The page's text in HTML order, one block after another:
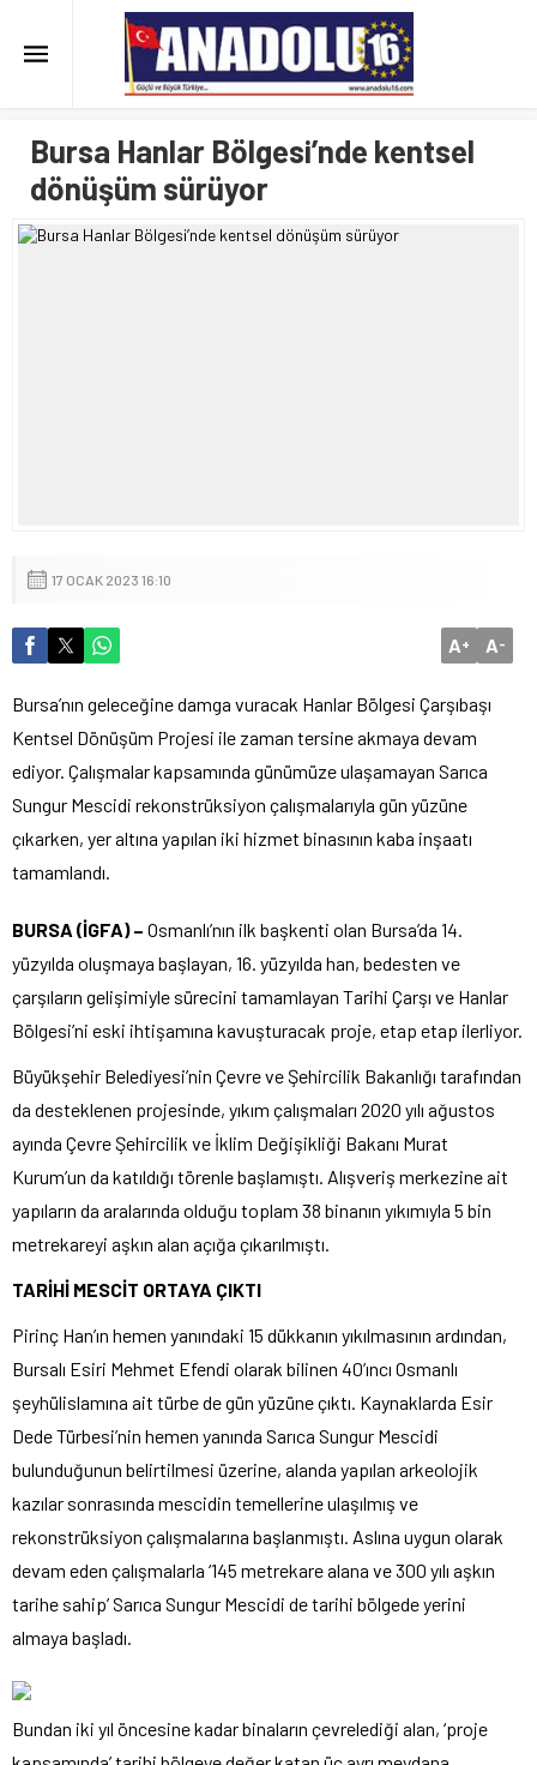
Bursa Hanlar Bölgesi’nde kentsel
dönüşüm sürüyor
17 OCAK 2023 16:10
A+ A-
Bursa’nın geleceğine damga vuracak Hanlar Bölgesi Çarşıbaşı
Kentsel Dönüşüm Projesi ile zaman tersine akmaya devam
ediyor. Çalışmalar kapsamında günümüze ulaşamayan Sarıca
Sungur Mescidi rekonstrüksiyon çalışmalarıyla gün yüzüne
çıkarken, yer altına yapılan iki hizmet binasının kaba inşaatı
tamamlandı.
BURSA (İGFA) – Osmanlı’nın ilk başkenti olan Bursa’da 14.
yüzyılda oluşmaya başlayan, 16. yüzyılda han, bedesten ve
çarşıların gelişimiyle sürecini tamamlayan Tarihi Çarşı ve Hanlar
Bölgesi’ni eski ihtişamına kavuşturacak proje, etap etap ilerliyor.
Büyükşehir Belediyesi’nin Çevre ve Şehircilik Bakanlığı tarafından
da desteklenen projesinde, yıkım çalışmaları 2020 yılı ağustos
ayında Çevre Şehircilik ve İklim Değişikliği Bakanı Murat
Kurum’un da katıldığı törenle başlamıştı. Alışveriş merkezine ait
yapıların da aralarında olduğu toplam 38 binanın yıkımıyla 5 bin
metrekareyi aşkın alan açığa çıkarılmıştı.
TARİHİ MESCİT ORTAYA ÇIKTI
Pirinç Han’ın hemen yanındaki 15 dükkanın yıkılmasının ardından,
Bursalı Esiri Mehmet Efendi olarak bilinen 40’ıncı Osmanlı
şeyhülislamına ait türbe de gün yüzüne çıktı. Kaynaklarda Esir
Dede Türbesi’nin hemen yanında Sarıca Sungur Mescidi
bulunduğunun belirtilmesi üzerine, alanda yapılan arkeolojik
kazılar sonrasında mescidin temellerine ulaşılmış ve
rekonstrüksiyon çalışmalarına başlanmıştı. Aslına uygun olarak
devam eden çalışmalarla ‘145 metrekare alana ve 300 yılı aşkın
tarihe sahip’ Sarıca Sungur Mescidi de tarihi bölgede yerini
almaya başladı.
Bundan iki yıl öncesine kadar binaların çevrelediği alan, ‘proje